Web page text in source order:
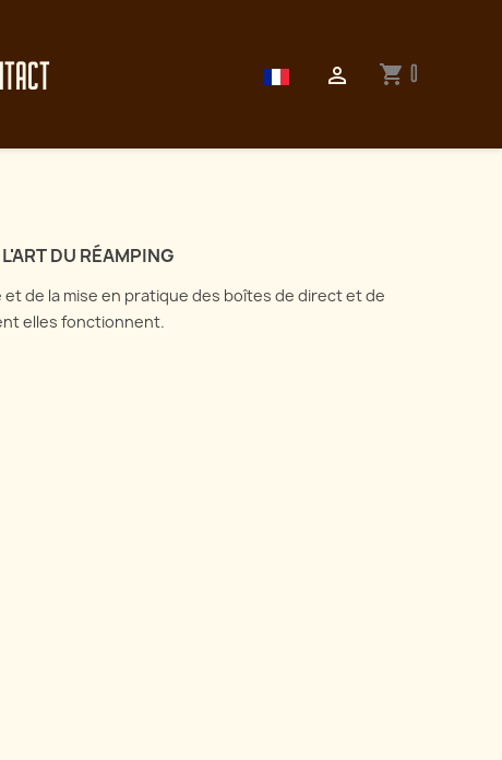
 shopping_cart 0
DU RÉAMPING
de la mise en pratique des boîtes de direct et de
elles fonctionnent.